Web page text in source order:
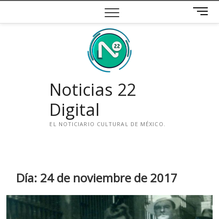
contenido
B
o
Noticias 22
Digital
EL NOTICIARIO CULTURAL DE MÉXICO.
g
r
a
Día: 24 de noviembre de 2017